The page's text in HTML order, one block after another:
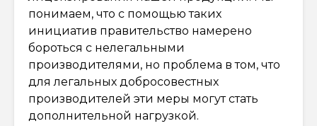
понимаем, что с помощью таких
инициатив правительство намерено
бороться с нелегальными
производителями, но проблема в том, что
для легальных добросовестных
производителей эти меры могут стать
дополнительной нагрузкой.